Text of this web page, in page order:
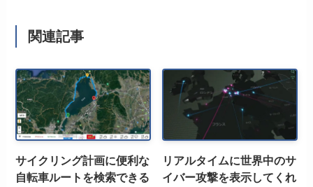
関連記事
サイクリング計画に便利な
自転車ルートを検索できる
リアルタイムに世界中のサ
イバー攻撃を表示してくれ